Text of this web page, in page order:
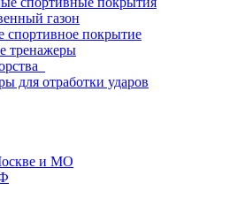
газон
спортивное покрытие
тренажеры
для отработки ударов
и МО